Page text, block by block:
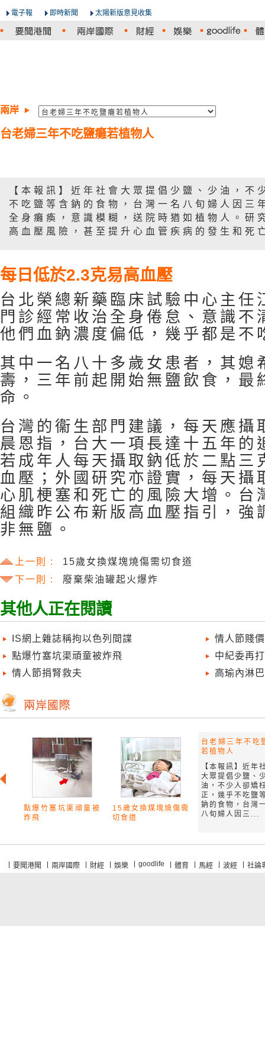
電子報 即時新聞 太陽新版意見收集
兩岸
台老婦三年不吃鹽癱若植物人
【本報訊】近年社會大眾提倡少鹽、少油，不
不吃鹽等含鈉的食物，台灣一名八旬婦人因三
全身癱瘓，意識模糊，送院時猶如植物人。研
高血壓風險，甚至提升心血管疾病的發生和死
每日低於2.3克易高血壓
台北榮總新藥臨床試驗中心主任
門診經常收治全身倦怠、意識不
他們血鈉濃度偏低，幾乎都是不
其中一名八十多歲女患者，其媳
壽，三年前起開始無鹽飲食，最
命。
台灣的衞生部門建議，每天應攝
晨恩指，台大一項長達十五年的
若成年人每天攝取鈉低於二點三
血壓；外國研究亦證實，每天攝
心肌梗塞和死亡的風險大增。台
組織昨公布新版高血壓指引，強
非無鹽。
上一則 :
15歲女換煤塊燒傷需切食道
下一則 :
廢棄柴油罐起火爆炸
其他人正在閱讀
IS網上雜誌稱拘以色列間諜
點爆竹塞坑渠頑童被炸飛
情人節捐腎救夫
情人節賤
中紀委再
高瑜內淋
點爆竹塞坑渠頑童被
炸飛
15歲女換煤塊燒傷需
切食道
台老婦三年不吃
若植物人
【本報訊】近年
大眾提倡少鹽、
油，不少人卻矯
正，幾乎不吃鹽
鈉的食物，台灣
八旬婦人因三...
要聞港聞 兩岸國際 財經 娛樂 goodlife 體育 馬經 波經 社論